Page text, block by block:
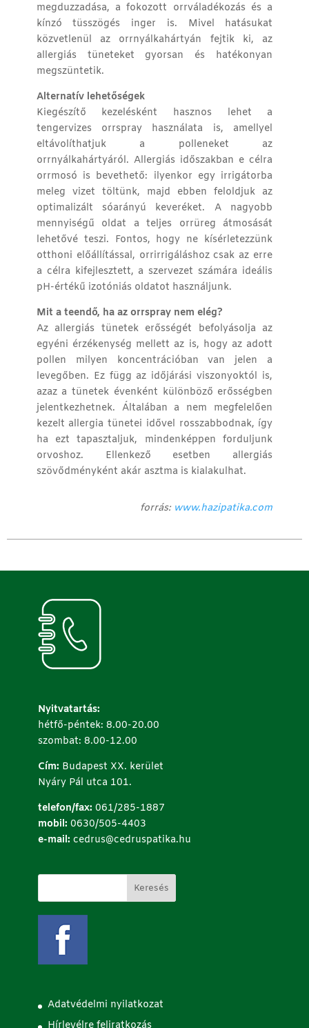
megduzzadása, a fokozott orrváladékozás és a
kínzó tüsszögés inger is. Mivel hatásukat
közvetlenül az orrnyálkahártyán fejtik ki, az
allergiás tüneteket gyorsan és hatékonyan
megszüntetik.
Alternatív lehetőségek
Kiegészítő kezelésként hasznos lehet a
tengervizes orrspray használata is, amellyel
eltávolíthatjuk a polleneket az
orrnyálkahártyáról. Allergiás időszakban e célra
orrmosó is bevethető: ilyenkor egy irrigátorba
meleg vizet töltünk, majd ebben feloldjuk az
optimalizált sóarányú keveréket. A nagyobb
mennyiségű oldat a teljes orrüreg átmosását
lehetővé teszi. Fontos, hogy ne kísérletezzünk
otthoni előállítással, orrirrigáláshoz csak az erre
a célra kifejlesztett, a szervezet számára ideális
pH-értékű izotóniás oldatot használjunk.
Mit a teendő, ha az orrspray nem elég?
Az allergiás tünetek erősségét befolyásolja az
egyéni érzékenység mellett az is, hogy az adott
pollen milyen koncentrációban van jelen a
levegőben. Ez függ az időjárási viszonyoktól is,
azaz a tünetek évenként különböző erősségben
jelentkezhetnek. Általában a nem megfelelően
kezelt allergia tünetei idővel rosszabbodnak, így
ha ezt tapasztaljuk, mindenképpen forduljunk
orvoshoz. Ellenkező esetben allergiás
szövődményként akár asztma is kialakulhat.
forrás: www.hazipatika.com
Nyitvatartás:
hétfő-péntek: 8.00-20.00
szombat: 8.00-12.00
Cím: Budapest XX. kerület
Nyáry Pál utca 101.
telefon/fax: 061/285-1887
mobil: 0630/505-4403
e-mail: cedrus@cedruspatika.hu
Adatvédelmi nyilatkozat